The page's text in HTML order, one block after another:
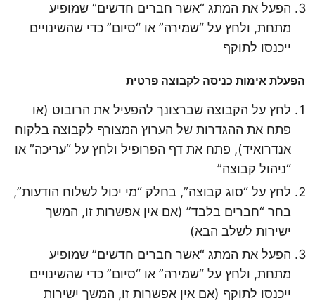
הפעל את המתג “אשר חברים חדשים” שמופיע
מתחת, ולחץ על “שמירה” או “סיום” כדי שהשינויים
ייכנסו לתוקף
הפעלת אימות כניסה לקבוצה פרטית
לחץ על הקבוצה שברצונך להפעיל את הרובוט (או
פתח את ההגדרות של הערוץ המצורף לקבוצה בלקוח
אנדרואיד), פתח את דף הפרופיל ולחץ על “עריכה” או
“ניהול קבוצה”
לחץ על “סוג קבוצה”, בחלק “מי יכול לשלוח הודעות”,
בחר “חברים בלבד” (אם אין אפשרות זו, המשך
ישירות לשלב הבא)
הפעל את המתג “אשר חברים חדשים” שמופיע
מתחת, ולחץ על “שמירה” או “סיום” כדי שהשינויים
ייכנסו לתוקף (אם אין אפשרות זו, המשך ישירות